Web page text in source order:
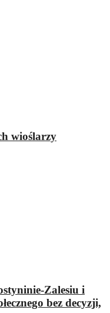
wioślarzy
Zalesiu i
bez decyzji,